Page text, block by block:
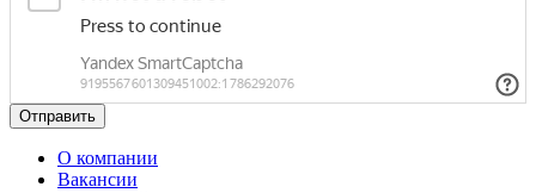
Отправить
О компании
Вакансии